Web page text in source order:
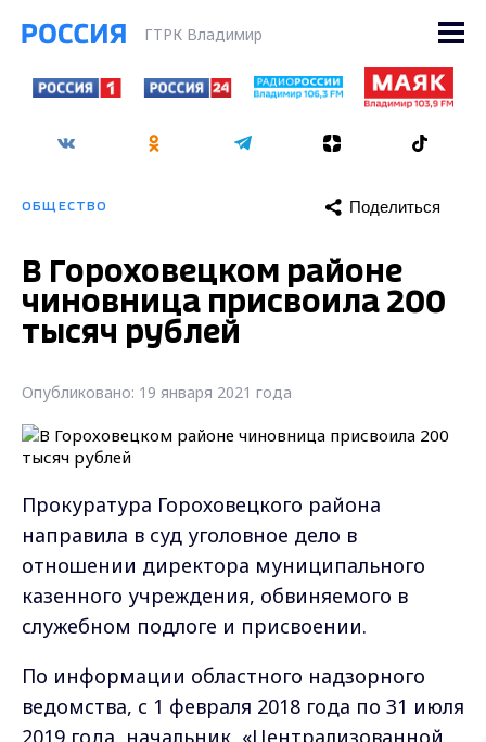
ГТРК Владимир
ОБЩЕСТВО Поделиться
В Гороховецком районе
чиновница присвоила 200
тысяч рублей
Опубликовано: 19 января 2021 года
Прокуратура Гороховецкого района
направила в суд уголовное дело в
отношении директора муниципального
казенного учреждения, обвиняемого в
служебном подлоге и присвоении.
По информации областного надзорного
ведомства, с 1 февраля 2018 года по 31 июля
2019 года начальник «Централизованной